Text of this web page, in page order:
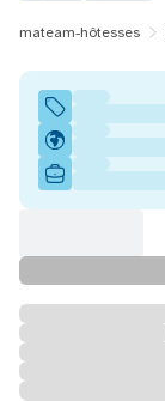
mateam-hôtesses